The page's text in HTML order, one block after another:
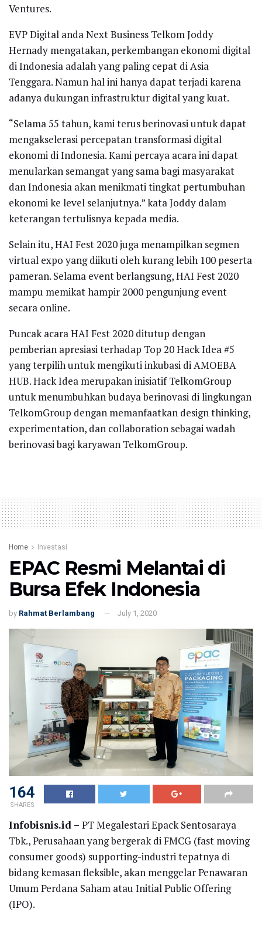
Ventures.
EVP Digital anda Next Business Telkom Joddy
Hernady mengatakan, perkembangan ekonomi digital
di Indonesia adalah yang paling cepat di Asia
Tenggara. Namun hal ini hanya dapat terjadi karena
adanya dukungan infrastruktur digital yang kuat.
“Selama 55 tahun, kami terus berinovasi untuk dapat
mengakselerasi percepatan transformasi digital
ekonomi di Indonesia. Kami percaya acara ini dapat
menularkan semangat yang sama bagi masyarakat
dan Indonesia akan menikmati tingkat pertumbuhan
ekonomi ke level selanjutnya.” kata Joddy dalam
keterangan tertulisnya kepada media.
Selain itu, HAI Fest 2020 juga menampilkan segmen
virtual expo yang diikuti oleh kurang lebih 100 peserta
pameran. Selama event berlangsung, HAI Fest 2020
mampu memikat hampir 2000 pengunjung event
secara online.
Puncak acara HAI Fest 2020 ditutup dengan
pemberian apresiasi terhadap Top 20 Hack Idea #5
yang terpilih untuk mengikuti inkubasi di AMOEBA
HUB. Hack Idea merupakan inisiatif TelkomGroup
untuk menumbuhkan budaya berinovasi di lingkungan
TelkomGroup dengan memanfaatkan design thinking,
experimentation, dan collaboration sebagai wadah
berinovasi bagi karyawan TelkomGroup.
Home Investasi
EPAC Resmi Melantai di
Bursa Efek Indonesia
by Rahmat Berlambang July 1, 2020
164
SHARES
Infobisnis.id – PT Megalestari Epack Sentosaraya
Tbk., Perusahaan yang bergerak di FMCG (fast moving
consumer goods) supporting-industri tepatnya di
bidang kemasan fleksible, akan menggelar Penawaran
Umum Perdana Saham atau Initial Public Offering
(IPO).